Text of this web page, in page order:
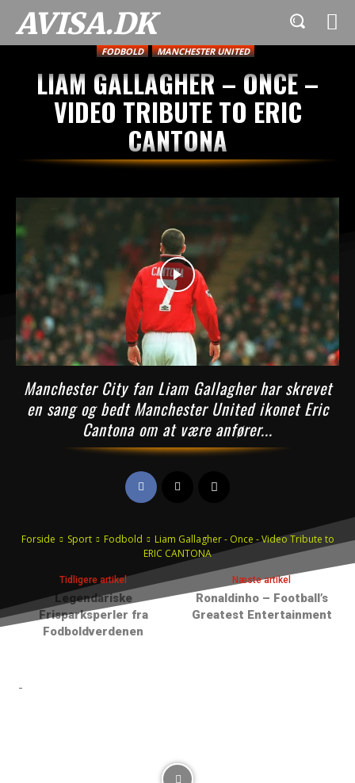
AVISA.DK
FODBOLD MANCHESTER UNITED
LIAM GALLAGHER – ONCE –
VIDEO TRIBUTE TO ERIC
CANTONA
Manchester City fan Liam Gallagher har skrevet
en sang og bedt Manchester United ikonet Eric
Cantona om at være anfører...
Forside Sport Fodbold
Liam Gallagher - Once - Video Tribute to
ERIC CANTONA
Tidligere artikel
Legendariske
Frisparksperler fra
Fodboldverdenen
Næste artikel
Ronaldinho – Football’s
Greatest Entertainment
-